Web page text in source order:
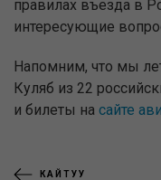
правилах въезда в
интересующие
Напомним, что мы
Куляб из 22
и билеты на сайте
КАЙТУУ